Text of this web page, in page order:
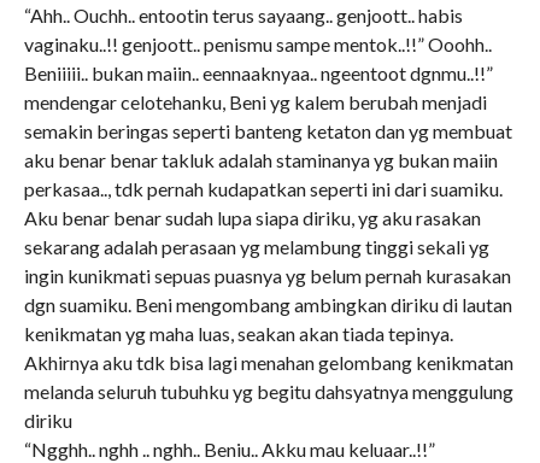
“Ahh.. Ouchh.. entootin terus sayaang.. genjoott.. habis
vaginaku..!! genjoott.. penismu sampe mentok..!!” Ooohh..
Beniiiii.. bukan maiin.. eennaaknyaa.. ngeentoot dgnmu..!!”
mendengar celotehanku, Beni yg kalem berubah menjadi
semakin beringas seperti banteng ketaton dan yg membuat
aku benar benar takluk adalah staminanya yg bukan maiin
perkasaa.., tdk pernah kudapatkan seperti ini dari suamiku.
Aku benar benar sudah lupa siapa diriku, yg aku rasakan
sekarang adalah perasaan yg melambung tinggi sekali yg
ingin kunikmati sepuas puasnya yg belum pernah kurasakan
dgn suamiku. Beni mengombang ambingkan diriku di lautan
kenikmatan yg maha luas, seakan akan tiada tepinya.
Akhirnya aku tdk bisa lagi menahan gelombang kenikmatan
melanda seluruh tubuhku yg begitu dahsyatnya menggulung
diriku
“Ngghh.. nghh .. nghh.. Beniu.. Akku mau keluaar..!!”